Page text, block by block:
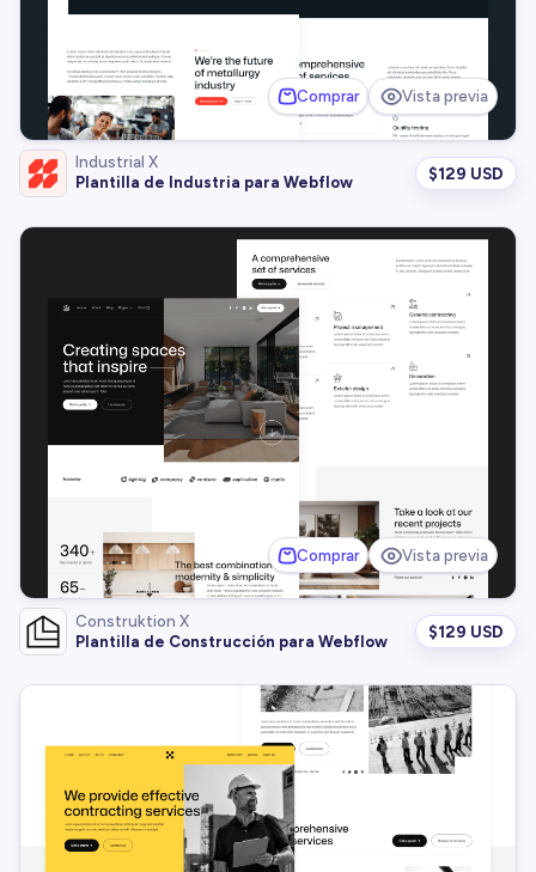
Comprar Vista previa
Industrial X
Plantilla de Industria para Webflow
$129 USD
Comprar Vista previa
Construktion X
Plantilla de Construcción para Webflow
$129 USD